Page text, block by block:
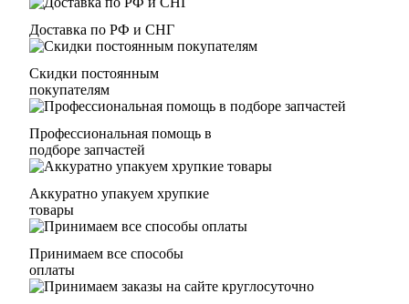
Доставка по РФ и СНГ
Скидки постоянным
покупателям
Профессиональная помощь в
подборе запчастей
Аккуратно упакуем хрупкие
товары
Принимаем все способы
оплаты